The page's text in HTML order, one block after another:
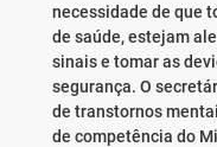
necessidade de que
de saúde, estejam
sinais e tomar as
segurança. O
de transtornos
de competência do